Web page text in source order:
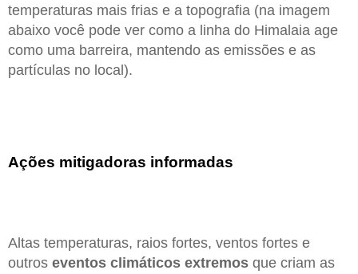
temperaturas mais frias e a topografia (na imagem
abaixo você pode ver como a linha do Himalaia age
como uma barreira, mantendo as emissões e as
partículas no local).
Ações mitigadoras informadas
Altas temperaturas, raios fortes, ventos fortes e
outros eventos climáticos extremos que criam as